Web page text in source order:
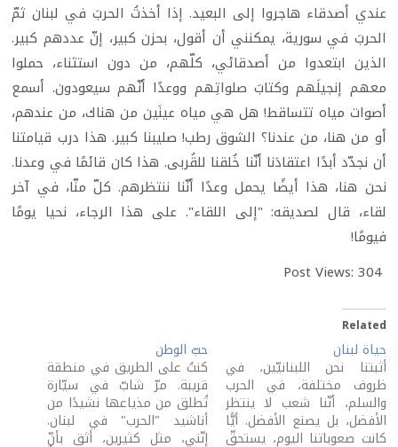
عندي أصدقاء هاجروا إلى البعيد. إذا أخذتُ الحربَ في لبنان ثمّ
الحربَ في سورية، يمكنني أن أقول، بحزن كبير، إنّ عددهم كبير.
الذين ابتعدوا من أصدقائي، كلّهم، من دون استثناء، حملوا
معهم إنجيلَهم وكتابَ صلواتِهم ووعدًا أنّهم سيعودون. أسمع
أصوات مياه تتساقط! هل هي مياه عينَين من هناك، من عندهم،
أو من هنا، من عندنا؟ الشوق رطب! صليبنا كبير. هذا درب قيامتنا
أن نجدّد أبدًا اعتقادَنا أنّنا خُلقنا للقُربى. هذا كان قائمًا في وعدنا.
نحن هنا، هذا أيضًا يحمل وعدًا أنّنا ننتظرهم. كلّ منّا، في آخر
لقاء، قال لصديقه: "إلى اللقاء". على هذا الرجاء، نحيا يومًا
فيومًا!
Post Views: 304
Related
حياة لبنان
أثبتنا نحن اللبنانيّين، في
ظروف مختلفة، في الحرب
والسلم، أنّنا شعب لا ينتظر
الأفضل، بل يصنع الأفضل. أيًّا
كانت صعوباتنا اليوم، يستحقّ
حبّ الوطن
كنتُ على الطريق في منطقة
قريبة. مرّ شابّ في سيّارة
تُطلق من مذياعها نشيدًا من
أناشيد "الحرب" في لبنان.
إنّني، مثل كثيرين، أثق بأنّ